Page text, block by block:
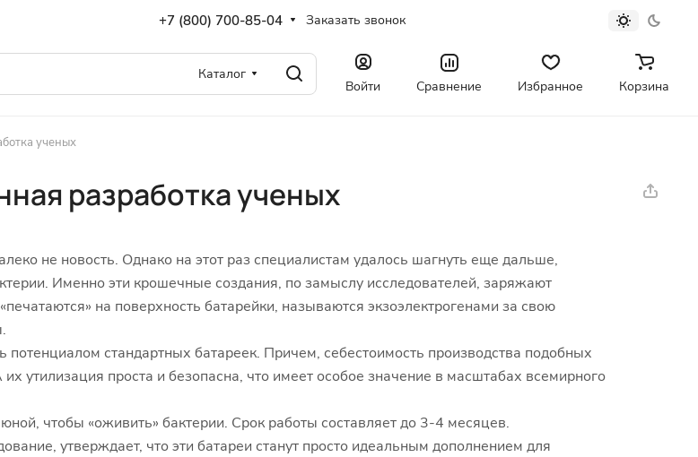
+7 (800) 700-85-04 Заказать звонок
Каталог
Войти Сравнение Избранное Корзина
ученых
разработка ученых
не новость. Однако на этот раз специалистам удалось шагнуть еще дальше,
Именно эти крошечные создания, по замыслу исследователей, заряжают
на поверхность батарейки, называются экзоэлектрогенами за свою
стандартных батареек. Причем, себестоимость производства подобных
утилизация проста и безопасна, что имеет особое значение в масштабах всемирного
чтобы «оживить» бактерии. Срок работы составляет до 3-4 месяцев.
утверждает, что эти батареи станут просто идеальным дополнением для